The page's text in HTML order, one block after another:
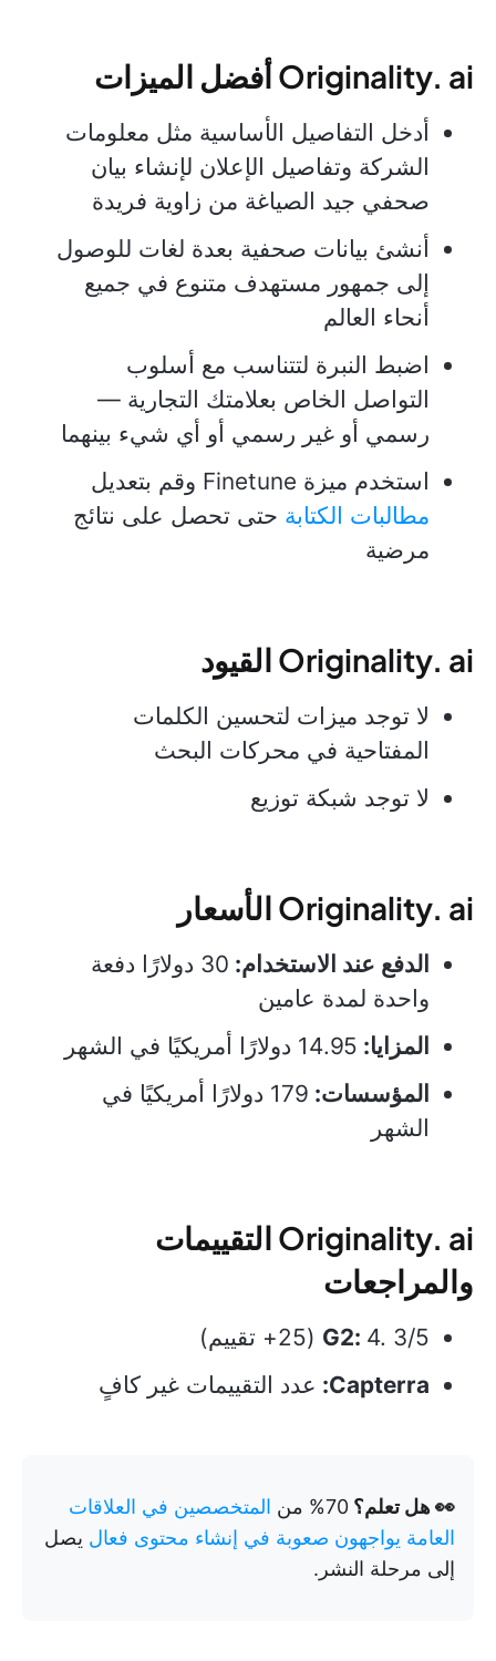
Originality. ai أفضل الميزات
أدخل التفاصيل الأساسية مثل معلومات
الشركة وتفاصيل الإعلان لإنشاء بيان
صحفي جيد الصياغة من زاوية فريدة
أنشئ بيانات صحفية بعدة لغات للوصول
إلى جمهور مستهدف متنوع في جميع
أنحاء العالم
اضبط النبرة لتتناسب مع أسلوب
التواصل الخاص بعلامتك التجارية —
رسمي أو غير رسمي أو أي شيء بينهما
استخدم ميزة Finetune وقم بتعديل
مطالبات الكتابة حتى تحصل على نتائج
مرضية
Originality. ai القيود
لا توجد ميزات لتحسين الكلمات
المفتاحية في محركات البحث
لا توجد شبكة توزيع
Originality. ai الأسعار
الدفع عند الاستخدام:
30 دولارًا دفعة
واحدة لمدة عامين
المزايا: 14.95 دولارًا أمريكيًا في الشهر
المؤسسات:
179 دولارًا أمريكيًا في
الشهر
Originality. ai التقييمات
والمراجعات
G2: 4. 3/5 (25+ تقييم)
Capterra: عدد التقييمات غير كافٍ
👀 هل تعلم؟ 70% من
المتخصصين في العلاقات
العامة يواجهون صعوبة في إنشاء محتوى فعال يصل
إلى مرحلة النشر.